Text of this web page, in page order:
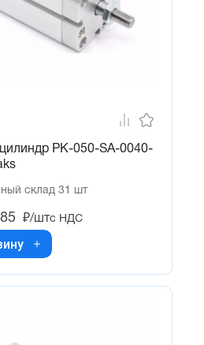
PK-050-SA-0040-
склад 31 шт
₽/штс НДС